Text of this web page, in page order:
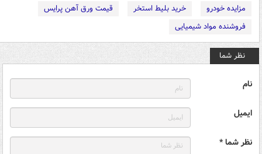
مزایده خودرو
خرید بلیط استخر
قیمت ورق آهن پرایس
فروشنده مواد شیمیایی
نظر شما
نام
ایمیل
نظر شما *